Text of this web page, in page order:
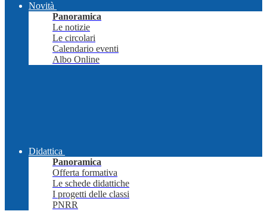
Novità
Panoramica
Le notizie
Le circolari
Calendario eventi
Albo Online
Didattica
Panoramica
Offerta formativa
Le schede didattiche
I progetti delle classi
PNRR